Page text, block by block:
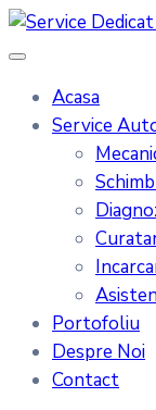
Acasa
Service
Portofoliu
Despre Noi
Contact